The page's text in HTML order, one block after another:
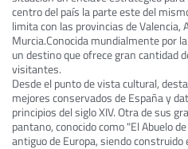
centro del país la parte este del
limita con las provincias de Valencia,
Murcia.Conocida mundialmente por
un destino que ofrece gran cantidad
visitantes.
Desde el punto de vista cultural,
mejores conservados de España y
principios del siglo XIV. Otra de sus
pantano, conocido como "El Abuelo
antiguo de Europa, siendo construido